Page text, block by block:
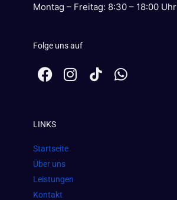
Montag – Freitag: 8:30 – 18:00 Uhr
Folge uns auf
F
a
b
o
o
k
I
n
m
W
h
LINKS
Startseite
Über uns
Leistungen
Kontakt